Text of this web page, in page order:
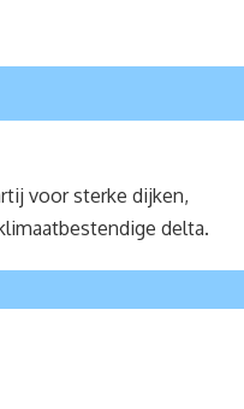
voor sterke dijken,
delta.